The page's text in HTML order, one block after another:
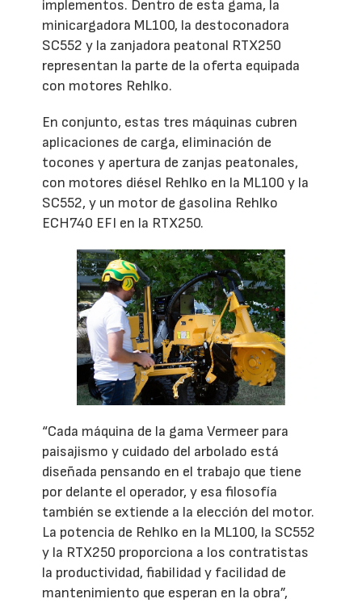
implementos. Dentro de esta gama, la
minicargadora ML100, la destoconadora
SC552 y la zanjadora peatonal RTX250
representan la parte de la oferta equipada
con motores Rehlko.
En conjunto, estas tres máquinas cubren
aplicaciones de carga, eliminación de
tocones y apertura de zanjas peatonales,
con motores diésel Rehlko en la ML100 y la
SC552, y un motor de gasolina Rehlko
ECH740 EFI en la RTX250.
“Cada máquina de la gama Vermeer para
paisajismo y cuidado del arbolado está
diseñada pensando en el trabajo que tiene
por delante el operador, y esa filosofía
también se extiende a la elección del motor.
La potencia de Rehlko en la ML100, la SC552
y la RTX250 proporciona a los contratistas
la productividad, fiabilidad y facilidad de
mantenimiento que esperan en la obra”,